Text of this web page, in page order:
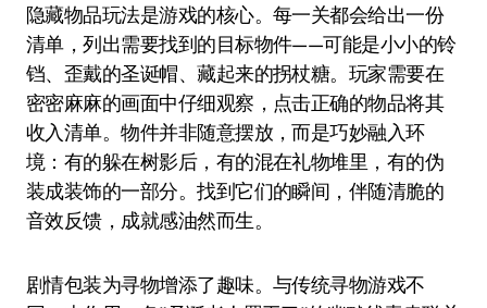
隐藏物品玩法是游戏的核心。每一关都会给出一份
清单，列出需要找到的目标物件——可能是小小的铃
铛、歪戴的圣诞帽、藏起来的拐杖糖。玩家需要在
密密麻麻的画面中仔细观察，点击正确的物品将其
收入清单。物件并非随意摆放，而是巧妙融入环
境：有的躲在树影后，有的混在礼物堆里，有的伪
装成装饰的一部分。找到它们的瞬间，伴随清脆的
音效反馈，成就感油然而生。
剧情包装为寻物增添了趣味。与传统寻物游戏不